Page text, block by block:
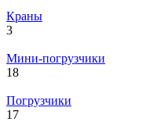
Краны
3
Мини-погрузчики
18
Погрузчики
17